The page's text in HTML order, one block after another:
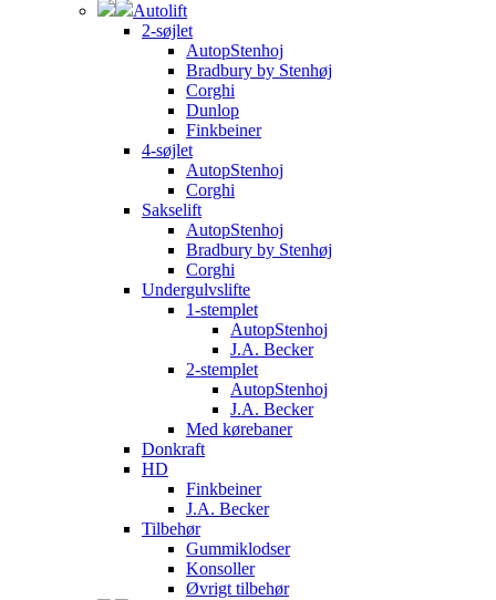
Autolift
2-søjlet
AutopStenhoj
Bradbury by Stenhøj
Corghi
Dunlop
Finkbeiner
4-søjlet
AutopStenhoj
Corghi
Sakselift
AutopStenhoj
Bradbury by Stenhøj
Corghi
Undergulvslifte
1-stemplet
AutopStenhoj
J.A. Becker
2-stemplet
AutopStenhoj
J.A. Becker
Med kørebaner
Donkraft
HD
Finkbeiner
J.A. Becker
Tilbehør
Gummiklodser
Konsoller
Øvrigt tilbehør